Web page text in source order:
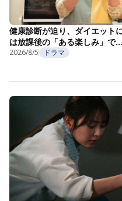
健康診断が迫り、ダイエット
は放課後の「ある楽しみ」
2026/8/5 ドラマ